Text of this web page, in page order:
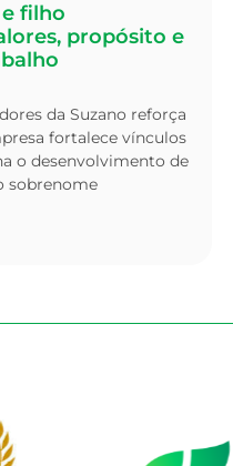
filho
propósito e
da Suzano reforça
fortalece vínculos
o desenvolvimento de
sobrenome